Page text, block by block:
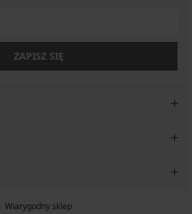
ZAPISZ SIĘ
Wiarygodny sklep